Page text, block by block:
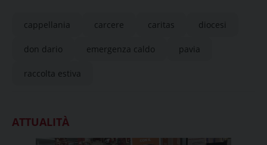
cappellania carcere caritas diocesi
don dario emergenza caldo pavia
raccolta estiva
ATTUALITÀ